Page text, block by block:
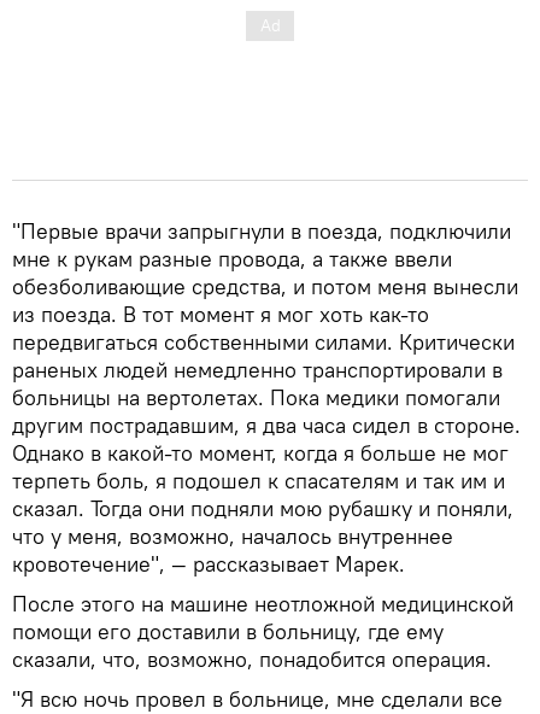
"Первые врачи запрыгнули в поезда, подключили
мне к рукам разные провода, а также ввели
обезболивающие средства, и потом меня вынесли
из поезда. В тот момент я мог хоть как-то
передвигаться собственными силами. Критически
раненых людей немедленно транспортировали в
больницы на вертолетах. Пока медики помогали
другим пострадавшим, я два часа сидел в стороне.
Однако в какой-то момент, когда я больше не мог
терпеть боль, я подошел к спасателям и так им и
сказал. Тогда они подняли мою рубашку и поняли,
что у меня, возможно, началось внутреннее
кровотечение", — рассказывает Марек.
После этого на машине неотложной медицинской
помощи его доставили в больницу, где ему
сказали, что, возможно, понадобится операция.
"Я всю ночь провел в больнице, мне сделали все